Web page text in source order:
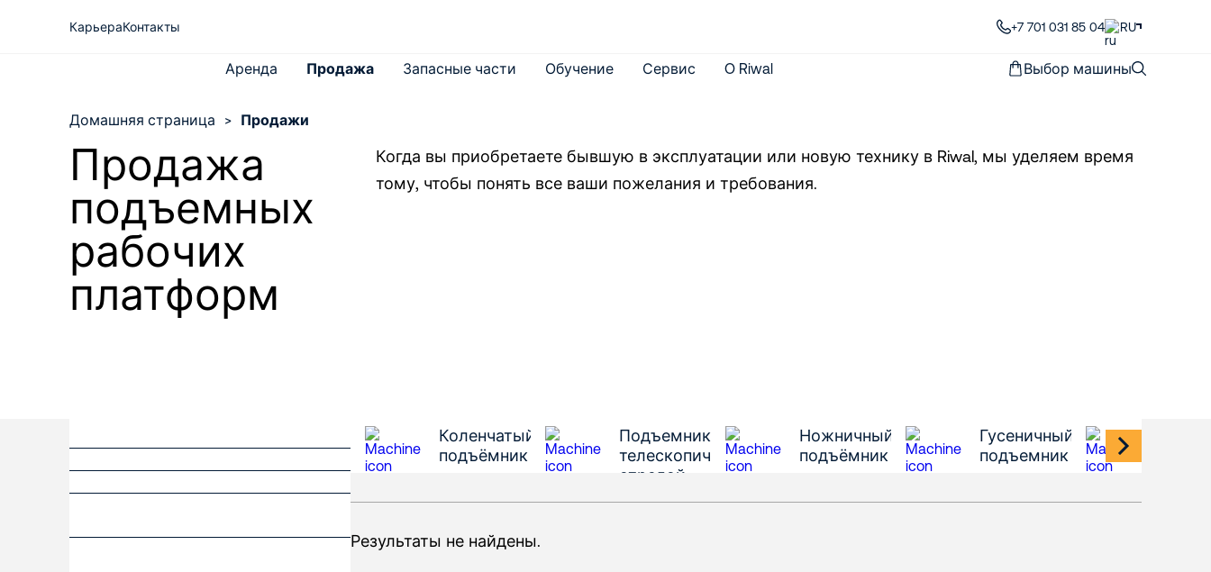
КарьераКонтакты +7 701 031 85 04 RU
Аренда
Все подъемные рабочие
платформы
Телескопические погрузчики
Продажа Запасные части Обучение Сервис O Riwal
O Riwal
Экспертиза
Новости
Выбор машины
Домашняя страница > Продажи
Продажа
подъемных
рабочих
платформ
Когда вы приобретаете бывшую в эксплуатации или новую технику в Riwal, мы уделяем время
тому, чтобы понять все ваши пожелания и требования.
Коленчатый
подъёмник
Подъемник с
телескопической
стрелой
Ножничный
подъёмник
Гусеничный
подъемник
Результаты не найдены.